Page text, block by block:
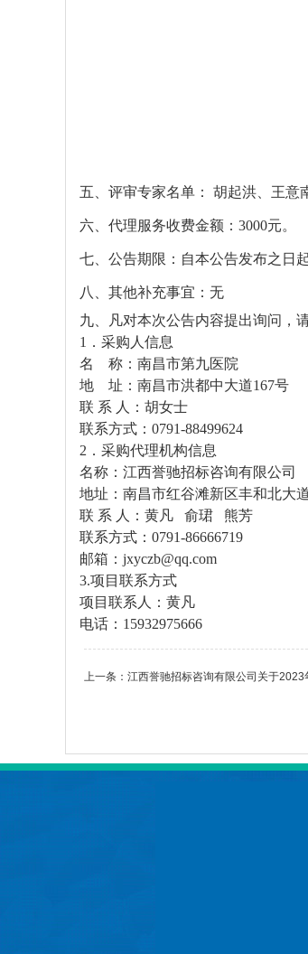
五、评审专家名单： 胡起洪、王意
六、代理服务收费金额： 3000元。
七、公告期限：自本公告发布之日
八、其他补充事宜：无
九、凡对本次公告内容提出询问，
1 ．采购人信息
名
称：南昌市第九医院
地
址： 南昌市洪都中大道167号
联 系 人： 胡女士
联系方式： 0791-88499624
2 ．采购代理机构信息
名称：江西誉驰招标咨询有限公司
地址：南昌市红谷滩新区丰和北大
联 系 人：黄凡
俞珺
熊芳
联系方式： 0791-86666719
邮箱： jxyczb@qq.com
3.项目联系方式
项目联系人：黄凡
电话： 15932975666
上一条： 江西誉驰招标咨询有限公司关于